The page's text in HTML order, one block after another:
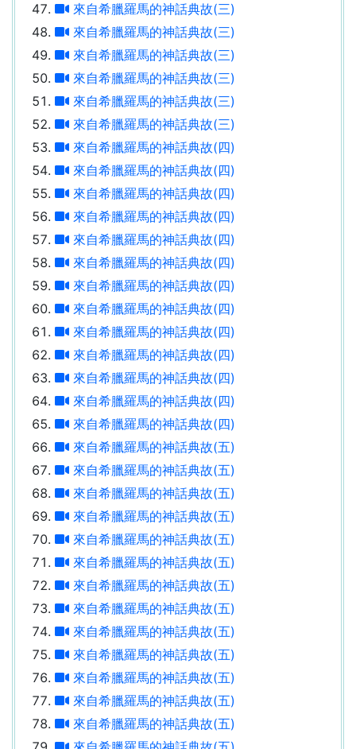
來自希臘羅馬的神話典故(三)
來自希臘羅馬的神話典故(三)
來自希臘羅馬的神話典故(三)
來自希臘羅馬的神話典故(三)
來自希臘羅馬的神話典故(三)
來自希臘羅馬的神話典故(三)
來自希臘羅馬的神話典故(四)
來自希臘羅馬的神話典故(四)
來自希臘羅馬的神話典故(四)
來自希臘羅馬的神話典故(四)
來自希臘羅馬的神話典故(四)
來自希臘羅馬的神話典故(四)
來自希臘羅馬的神話典故(四)
來自希臘羅馬的神話典故(四)
來自希臘羅馬的神話典故(四)
來自希臘羅馬的神話典故(四)
來自希臘羅馬的神話典故(四)
來自希臘羅馬的神話典故(四)
來自希臘羅馬的神話典故(四)
來自希臘羅馬的神話典故(五)
來自希臘羅馬的神話典故(五)
來自希臘羅馬的神話典故(五)
來自希臘羅馬的神話典故(五)
來自希臘羅馬的神話典故(五)
來自希臘羅馬的神話典故(五)
來自希臘羅馬的神話典故(五)
來自希臘羅馬的神話典故(五)
來自希臘羅馬的神話典故(五)
來自希臘羅馬的神話典故(五)
來自希臘羅馬的神話典故(五)
來自希臘羅馬的神話典故(五)
來自希臘羅馬的神話典故(五)